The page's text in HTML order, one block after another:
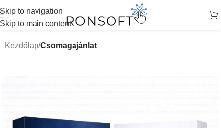
Skip to navigation
Skip to main content
Kezdőlap Csomagajánlat